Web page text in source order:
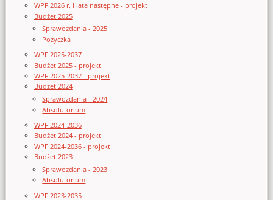
WPF 2026 r. i lata następne - projekt
Budżet 2025
Sprawozdania - 2025
Pożyczka
WPF 2025-2037
Budżet 2025 - projekt
WPF 2025-2037 - projekt
Budżet 2024
Sprawozdania - 2024
Absolutorium
WPF 2024-2036
Budżet 2024 - projekt
WPF 2024-2036 - projekt
Budżet 2023
Sprawozdania - 2023
Absolutorium
WPF 2023-2035